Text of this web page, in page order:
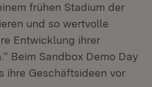
frühen Stadium der
und so wertvolle
Entwicklung ihrer
Beim Sandbox Demo Day
ihre Geschäftsideen vor